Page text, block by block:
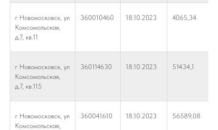
г Новомосковск, ул
Комсомольская,
д.7, кв.11
360010460 18.10.2023 4065,34
г Новомосковск, ул
Комсомольская,
д.7, кв.115
360114630 18.10.2023 51434,1
г Новомосковск, ул
Комсомольская,
360041610 18.10.2023 56589,08